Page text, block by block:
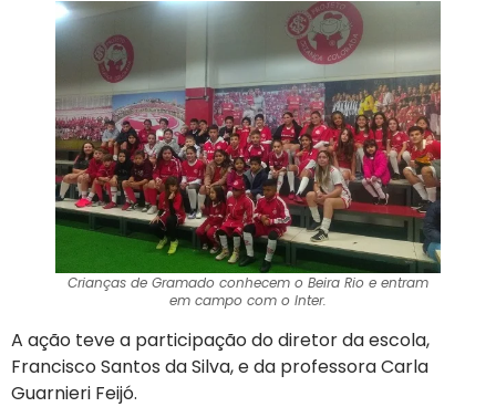
Crianças de Gramado conhecem o Beira Rio e entram
em campo com o Inter.
A ação teve a participação do diretor da escola,
Francisco Santos da Silva, e da professora Carla
Guarnieri Feijó.